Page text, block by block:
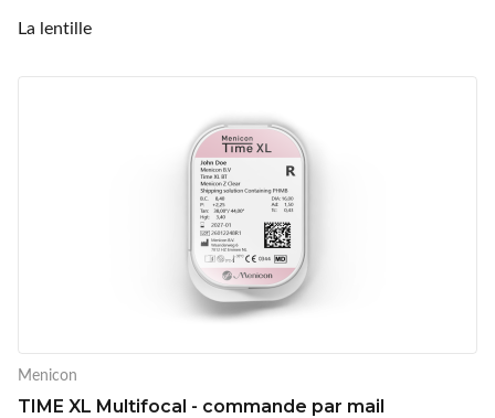
La lentille
Menicon
TIME XL Multifocal - commande par mail